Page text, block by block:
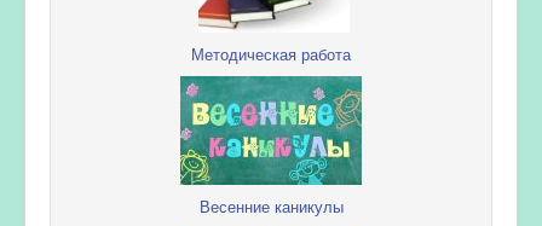
Методическая работа
Весенние каникулы